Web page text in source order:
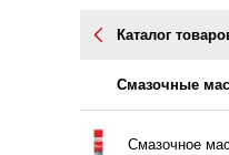
Каталог
Смазочные
Смазочное